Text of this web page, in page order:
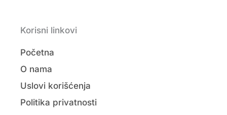
Korisni linkovi
Početna
O nama
Uslovi korišćenja
Politika privatnosti